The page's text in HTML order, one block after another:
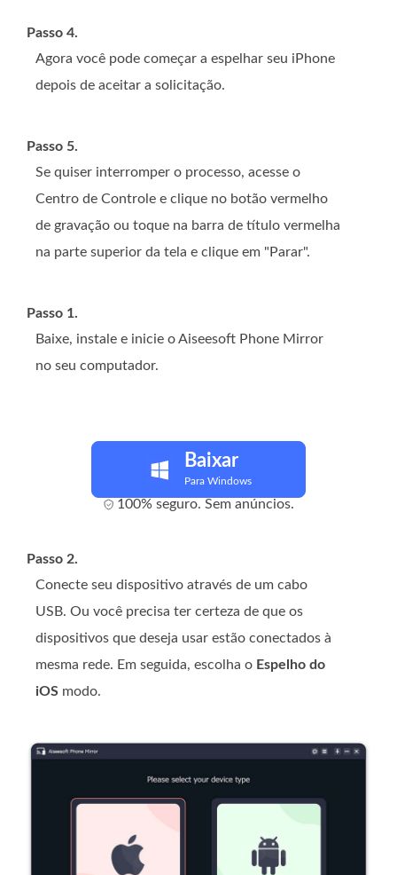
Passo 4.
Agora você pode começar a espelhar seu iPhone
depois de aceitar a solicitação.
Passo 5.
Se quiser interromper o processo, acesse o
Centro de Controle e clique no botão vermelho
de gravação ou toque na barra de título vermelha
na parte superior da tela e clique em "Parar".
Passo 1.
Baixe, instale e inicie o Aiseesoft Phone Mirror
no seu computador.
Baixar
Para Windows
100% seguro. Sem anúncios.
Passo 2.
Conecte seu dispositivo através de um cabo
USB. Ou você precisa ter certeza de que os
dispositivos que deseja usar estão conectados à
mesma rede. Em seguida, escolha o Espelho do
iOS modo.